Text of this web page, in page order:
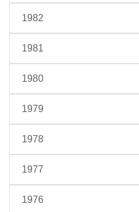
1982
1981
1980
1979
1978
1977
1976